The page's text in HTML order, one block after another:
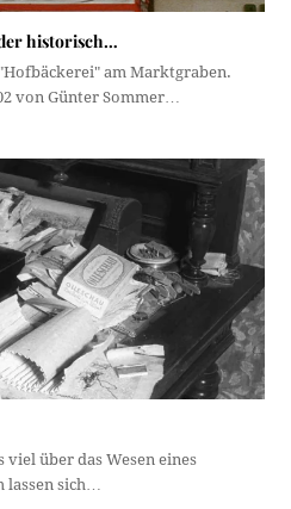
historisch…
am Marktgraben.
von Günter Sommer…
viel über das Wesen eines
lassen sich…